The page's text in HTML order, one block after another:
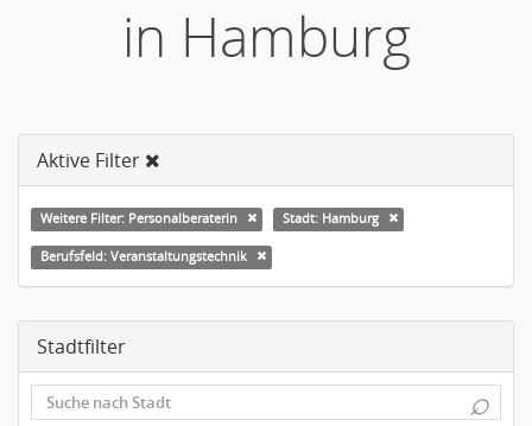
in Hamburg
Aktive Filter
Weitere Filter: Personalberaterin Stadt: Hamburg
Berufsfeld: Veranstaltungstechnik
Stadtfilter
⌕